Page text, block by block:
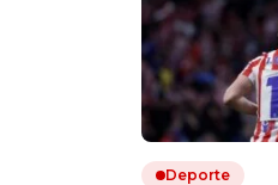
Deporte